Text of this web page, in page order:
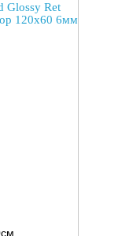
Glossy Ret
120x60 6мм
см